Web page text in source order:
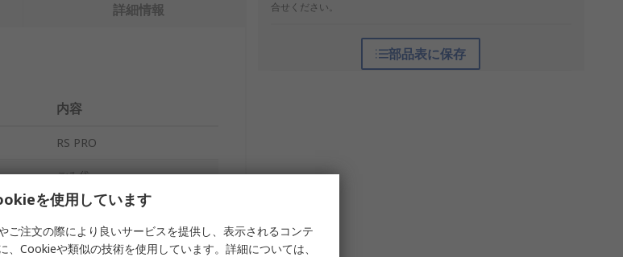
合せください。
部品表に保存
詳細情報
内容
RS PRO
ごみ袋
300L
黒
を使用しています
ご注文の際により良いサービスを提供し、表示されるコンテ
、Cookieや類似の技術を使用しています。詳細については、